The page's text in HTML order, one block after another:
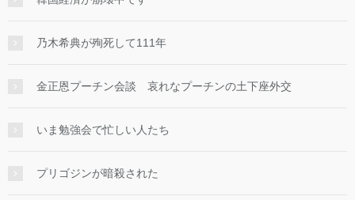
乃木希典が殉死して111年
金正恩プーチン会談 哀れなプーチンの土下座外交
いま勉強会で忙しい人たち
プリゴジンが暗殺された